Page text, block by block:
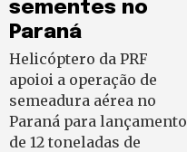
sementes no
Paraná
Helicóptero da PRF
apoioi a operação de
semeadura aérea no
Paraná para lançamento
de 12 toneladas de